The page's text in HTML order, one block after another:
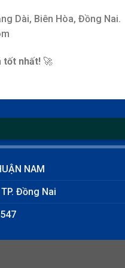
Dài, Biên Hòa, Đồng Nai.
tốt nhất! 🚀
NAM
Đồng Nai